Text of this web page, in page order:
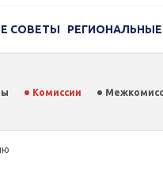
СОВЕТЫ
Комиссии